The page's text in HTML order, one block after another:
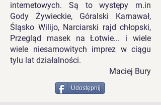
internetowych. Są to występy m.in
Gody Żywieckie, Góralski Karnawał,
Śląsko Wilijo, Narciarski rajd chłopski,
Przegląd masek na Łotwie... i wiele
wiele niesamowitych imprez w ciągu
tylu lat działalności.
Maciej Bury
Udostępnij